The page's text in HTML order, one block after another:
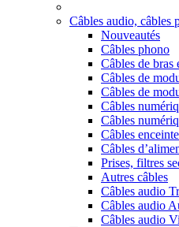
Câbles audio, câbles
Nouveautés
Câbles phono
Câbles de bras
Câbles de
Câbles de
Câbles
Câbles
Câbles
Câbles
Prises, filtres
Autres câbles
Câbles audio
Câbles audio
Câbles audio